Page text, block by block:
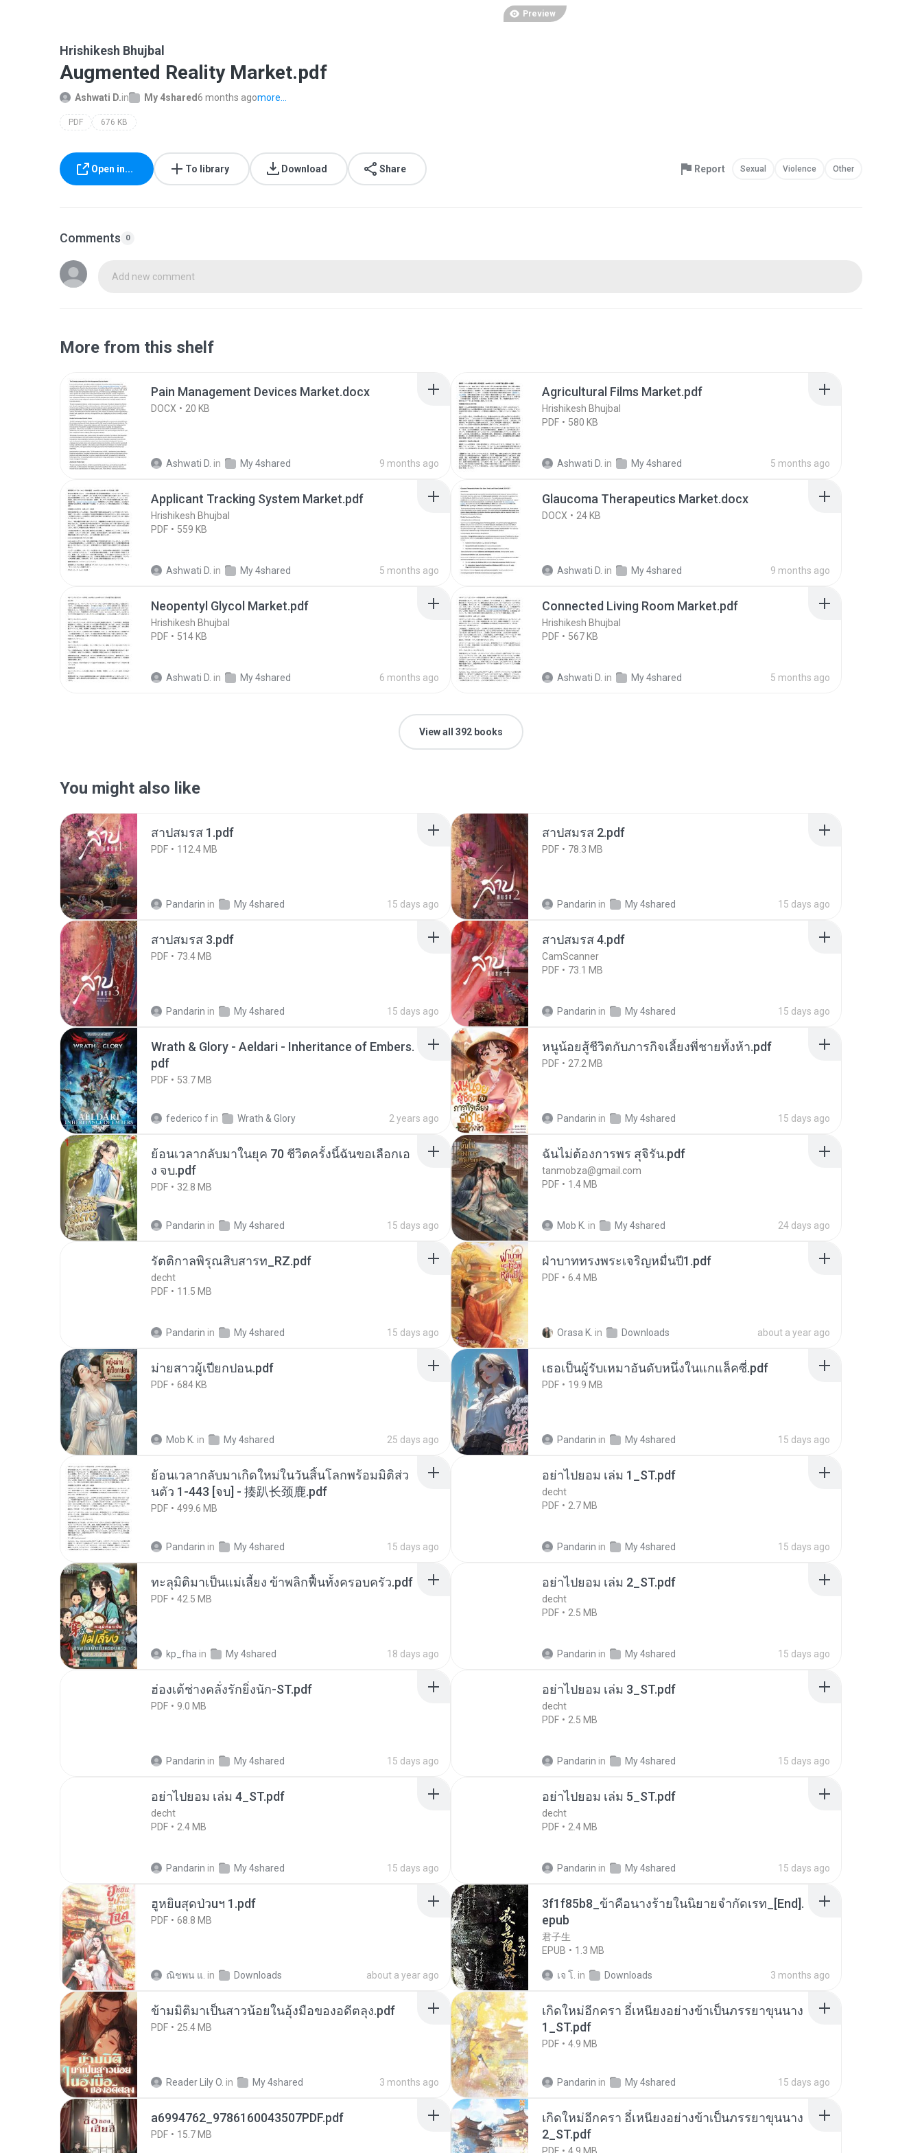
Preview
Hrishikesh Bhujbal
Augmented Reality Market.pdf
Ashwati D.in My 4shared6 months agomore...
PDF 676 KB
Open in... To library Download Share Report Sexual Violence Other
Comments 0
Add new comment
More from this shelf
Pain Management Devices Market.docx
DOCX 20 KB
Ashwati D. in My 4shared 9 months ago
Agricultural Films Market.pdf
Hrishikesh Bhujbal
PDF
580 KB
Ashwati D. in My 4shared 5 months ago
Applicant Tracking System Market.pdf
Hrishikesh Bhujbal
PDF
559 KB
Ashwati D. in My 4shared 5 months ago
Glaucoma Therapeutics Market.docx
DOCX 24 KB
Ashwati D. in My 4shared 9 months ago
Neopentyl Glycol Market.pdf
Hrishikesh Bhujbal
PDF
514 KB
Ashwati D. in My 4shared 6 months ago
Connected Living Room Market.pdf
Hrishikesh Bhujbal
PDF
567 KB
Ashwati D. in My 4shared 5 months ago
View all 392 books
You might also like
สาปสมรส 1.pdf
PDF 112.4 MB
Pandarin in My 4shared 15 days ago
สาปสมรส 2.pdf
PDF 78.3 MB
Pandarin in My 4shared 15 days ago
สาปสมรส 3.pdf
PDF 73.4 MB
Pandarin in My 4shared 15 days ago
สาปสมรส 4.pdf
CamScanner
PDF
73.1 MB
Pandarin in My 4shared 15 days ago
Wrath & Glory - Aeldari - Inheritance of Embers.
pdf
PDF 53.7 MB
federico f in Wrath & Glory 2 years ago
หนูน้อยสู้ชีวิตกับภารกิจเลี้ยงพี่ชายทั้งห้า.pdf
PDF 27.2 MB
Pandarin in My 4shared 15 days ago
ย้อนเวลากลับมาในยุค 70 ชีวิตครั้งนี้ฉันขอเลือกเอ
ง จบ.pdf
PDF 32.8 MB
Pandarin in My 4shared 15 days ago
ฉันไม่ต้องการพร สุจิรัน.pdf
tanmobza@gmail.com
PDF
1.4 MB
Mob K. in My 4shared 24 days ago
รัตติกาลพิรุณสิบสารท_RZ.pdf
decht
PDF
11.5 MB
Pandarin in My 4shared 15 days ago
ฝ่าบาททรงพระเจริญหมื่นปี1.pdf
PDF 6.4 MB
Orasa K. in Downloads about a year ago
ม่ายสาวผู้เปียกปอน.pdf
PDF 684 KB
Mob K. in My 4shared 25 days ago
เธอเป็นผู้รับเหมาอันดับหนึ่งในแกแล็คซี่.pdf
PDF 19.9 MB
Pandarin in My 4shared 15 days ago
ย้อนเวลากลับมาเกิดใหม่ในวันสิ้นโลกพร้อมมิติส่ว
นตัว 1-443 [จบ] - 揍趴长颈鹿.pdf
PDF 499.6 MB
Pandarin in My 4shared 15 days ago
อย่าไปยอม เล่ม 1_ST.pdf
decht
PDF
2.7 MB
Pandarin in My 4shared 15 days ago
ทะลุมิติมาเป็นแม่เลี้ยง ข้าพลิกฟื้นทั้งครอบครัว.pdf
PDF 42.5 MB
kp_fha in My 4shared 18 days ago
อย่าไปยอม เล่ม 2_ST.pdf
decht
PDF
2.5 MB
Pandarin in My 4shared 15 days ago
ฮ่องเต้ช่างคลั่งรักยิ่งนัก-ST.pdf
PDF 9.0 MB
Pandarin in My 4shared 15 days ago
อย่าไปยอม เล่ม 3_ST.pdf
decht
PDF
2.5 MB
Pandarin in My 4shared 15 days ago
อย่าไปยอม เล่ม 4_ST.pdf
decht
PDF
2.4 MB
Pandarin in My 4shared 15 days ago
อย่าไปยอม เล่ม 5_ST.pdf
decht
PDF
2.4 MB
Pandarin in My 4shared 15 days ago
ฮูหยิuสุดป่วuฯ 1.pdf
PDF 68.8 MB
ณิชพน แ. in Downloads about a year ago
3f1f85b8_ข้าคือนางร้ายในนิยายจำกัดเรท_[End].
epub
君子生
EPUB
1.3 MB
เจ โ. in Downloads 3 months ago
ข้ามมิติมาเป็นสาวน้อยในอุ้งมือของอดีตลุง.pdf
PDF 25.4 MB
Reader Lily O. in My 4shared 3 months ago
เกิดใหม่อีกครา อี๋เหนียงอย่างข้าเป็นภรรยาขุนนาง
1_ST.pdf
PDF 4.9 MB
Pandarin in My 4shared 15 days ago
a6994762_9786160043507PDF.pdf
PDF 15.7 MB
เกิดใหม่อีกครา อี๋เหนียงอย่างข้าเป็นภรรยาขุนนาง
2_ST.pdf